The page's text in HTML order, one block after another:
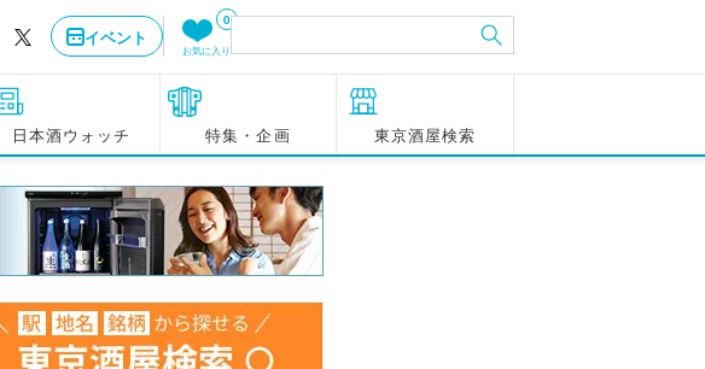
イベント
0
お気に入り
日本酒ウォッチ 特集・企画 東京酒屋検索